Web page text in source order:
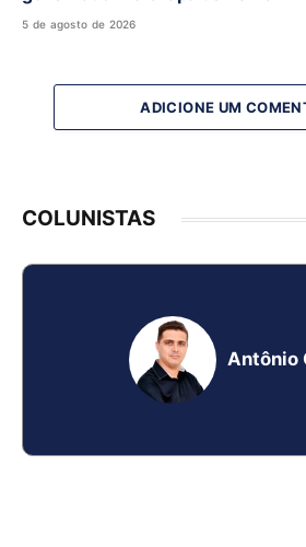
5 de agosto de 2026
ADICIONE UM
COLUNISTAS
Antônio